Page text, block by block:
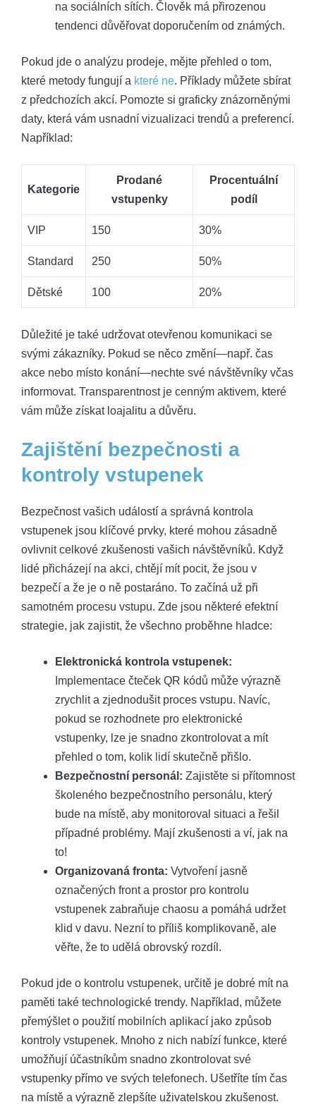
na sociálních sítích. Člověk má přirozenou
tendenci důvěřovat doporučením od známých.
Pokud jde o analýzu prodeje, mějte přehled o tom,
které metody fungují a které ne. Příklady můžete sbírat
z předchozích akcí. Pomozte si graficky znázorněnými
daty, která vám usnadní vizualizaci trendů a preferencí.
Například:
Kategorie
Prodané
vstupenky
Procentuální
podíl
VIP 150 30%
Standard 250 50%
Dětské 100 20%
Důležité je také udržovat otevřenou komunikaci se
svými zákazníky. Pokud se něco změní—např. čas
akce nebo místo konání—nechte své návštěvníky včas
informovat. Transparentnost je cenným aktivem, které
vám může získat loajalitu a důvěru.
Zajištění bezpečnosti a
kontroly vstupenek
Bezpečnost vašich událostí a správná kontrola
vstupenek jsou klíčové prvky, které mohou zásadně
ovlivnit celkové zkušenosti vašich návštěvníků. Když
lidé přicházejí na akci, chtějí mít pocit, že jsou v
bezpečí a že je o ně postaráno. To začíná už při
samotném procesu vstupu. Zde jsou některé efektní
strategie, jak zajistit, že všechno proběhne hladce:
Elektronická kontrola vstupenek:
Implementace čteček QR kódů může výrazně
zrychlit a zjednodušit proces vstupu. Navíc,
pokud se rozhodnete pro elektronické
vstupenky, lze je snadno zkontrolovat a mít
přehled o tom, kolik lidí skutečně přišlo.
Bezpečnostní personál: Zajistěte si přítomnost
školeného bezpečnostního personálu, který
bude na místě, aby monitoroval situaci a řešil
případné problémy. Mají zkušenosti a ví, jak na
to!
Organizovaná fronta: Vytvoření jasně
označených front a prostor pro kontrolu
vstupenek zabraňuje chaosu a pomáhá udržet
klid v davu. Nezní to příliš komplikovaně, ale
věřte, že to udělá obrovský rozdíl.
Pokud jde o kontrolu vstupenek, určitě je dobré mít na
paměti také technologické trendy. Například, můžete
přemýšlet o použití mobilních aplikací jako způsob
kontroly vstupenek. Mnoho z nich nabízí funkce, které
umožňují účastníkům snadno zkontrolovat své
vstupenky přímo ve svých telefonech. Ušetříte tím čas
na místě a výrazně zlepšíte uživatelskou zkušenost.